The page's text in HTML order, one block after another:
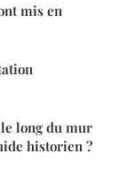
mis en
long du mur
historien ?